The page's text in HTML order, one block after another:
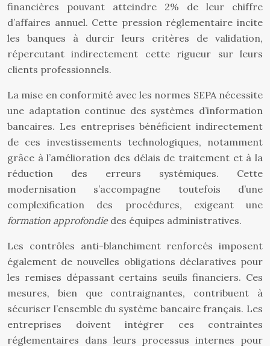
financières pouvant atteindre 2% de leur chiffre
d’affaires annuel. Cette pression réglementaire incite
les banques à durcir leurs critères de validation,
répercutant indirectement cette rigueur sur leurs
clients professionnels.
La mise en conformité avec les normes SEPA nécessite
une adaptation continue des systèmes d’information
bancaires. Les entreprises bénéficient indirectement
de ces investissements technologiques, notamment
grâce à l’amélioration des délais de traitement et à la
réduction des erreurs systémiques. Cette
modernisation s’accompagne toutefois d’une
complexification des procédures, exigeant une
formation approfondiedes équipes administratives.
Les contrôles anti-blanchiment renforcés imposent
également de nouvelles obligations déclaratives pour
les remises dépassant certains seuils financiers. Ces
mesures, bien que contraignantes, contribuent à
sécuriser l’ensemble du système bancaire français. Les
entreprises doivent intégrer ces contraintes
réglementaires dans leurs processus internes pour